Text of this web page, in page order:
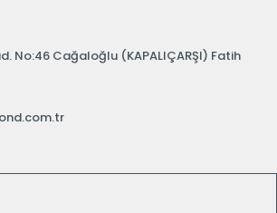
No:46 Cağaloğlu (KAPALIÇARŞI) Fatih